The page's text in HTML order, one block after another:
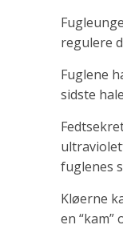
regulere
Fuglene
sidste
fuglenes
Kløerne
en